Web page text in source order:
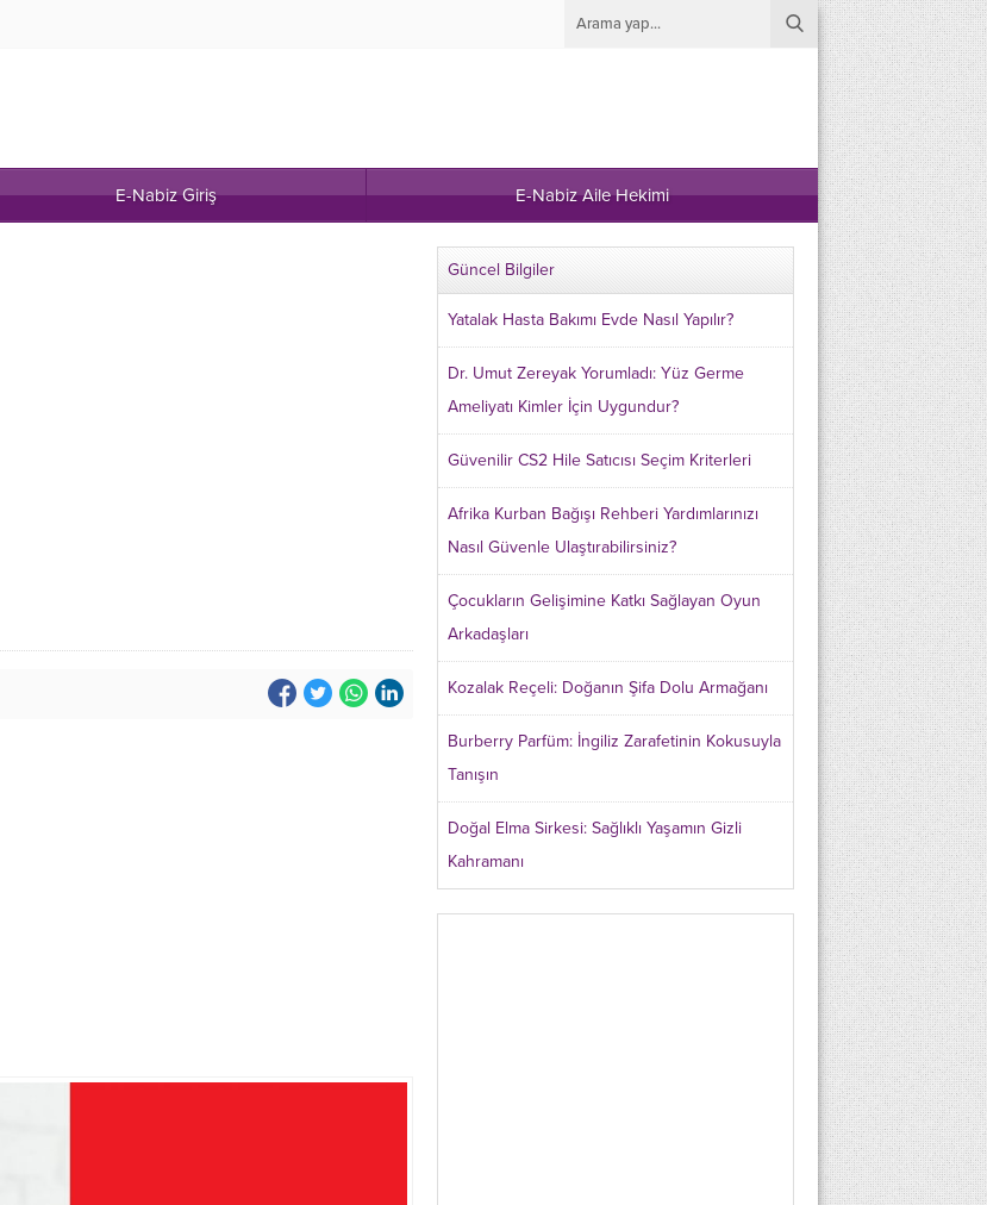
E-Nabiz Giriş E-Nabiz Aile Hekimi
Güncel Bilgiler
Yatalak Hasta Bakımı Evde Nasıl Yapılır?
Dr. Umut Zereyak Yorumladı: Yüz Germe
Ameliyatı Kimler İçin Uygundur?
Güvenilir CS2 Hile Satıcısı Seçim Kriterleri
Afrika Kurban Bağışı Rehberi Yardımlarınızı
Nasıl Güvenle Ulaştırabilirsiniz?
Çocukların Gelişimine Katkı Sağlayan Oyun
Arkadaşları
Kozalak Reçeli: Doğanın Şifa Dolu Armağanı
Burberry Parfüm: İngiliz Zarafetinin Kokusuyla
Tanışın
Doğal Elma Sirkesi: Sağlıklı Yaşamın Gizli
Kahramanı